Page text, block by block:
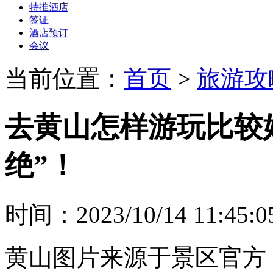
特推酒店
签证
酒店预订
会议
当前位置： 首页 > 旅游
去黄山怎样游玩比
绝”！
时间：2023/10/14
黄山图片来源于景区官